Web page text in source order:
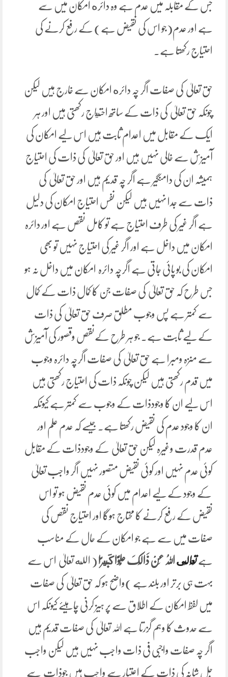
جس کے مقابلہ میں عدم ہے وہ دائره امکان میں سے
ہے اور عدم(جو اس کی نقیض ہے) کے رفع کرنے کی
احتیاج رکھتا ہے۔
حق تعالیٰ کی صفات اگر چہ دائره امکان سے خارج ہیں لیکن
چونکہ حق تعالیٰ کی ذات کے ساتھ احتياج رکھتی ہیں اور ہر
ایک کے مقابل میں اعدام ثابت ہیں اس لیے امکان کی
آمیزش سے خالی نہیں ہیں اور حق تعالیٰ کی ذات کی احتیاج
ہمیشہ ان کی دامنگیر ہے اگر چہ قدیم ہیں اور حق تعالیٰ کی
ذات سے جدا نہیں ہیں لیکن نفس احتیاج امکان کی دلیل
ہے اگر غیر کی طرف احتیاج ہے تو کامل نقص ہے اور دائرہ
امکان میں داخل ہے اور اگر غیر کی احتیاج نہیں تو بھی
امکان کی بو پائی جاتی ہے اگرچہ دائرہ امکان میں داخل نہ ہو
جس طرح کہ حق تعالیٰ کی صفات جن کا کمال ذات کے کمال
سے کمتر ہے پس وجوب مطلق صرف حق تعالیٰ کی ذات
کے لیے ثابت ہے۔ جو ہر طرح کےنقص وقصور کی آمیزش
سے منزہ ومبرا ہے حق تعالیٰ کی صفات اگرچہ دائرہ وجوب
میں قدم رکھتی ہیں لیکن چونکہ ذات کی احتیاج رکھتی ہیں
اس لیے ان کا وجودذات کے وجوب سے کمتر ہے کیونکہ
ان کا وجود عدم کی نقیض رکھتا ہے۔ جیسے کہ عدم علم اور
عدم قدرت وغیرہ لیکن حق تعالیٰ کے وجودذات کے مقابل
کوئی عدم نہیں اور کوئی نقیض متصور نہیں اگر واجب تعالیٰ
کے وجود کے لیے اعدام میں کوئی عدم نقیض ہو تو اس
نقیض کے رفع کرنے کا محتاج ہوگا اور احتیاج نقص کی
صفات میں سے ہے جو امکان کے حال کے مناسب
ہےتَعَالَىاللہُ عَنْ ذَالِکَ ‌عُلُوًّا ‌كَبِيرًا ( الله تعالیٰ اس سے
بہت ہی برتر اور بلند ہے )واضح ہو کہ حق تعالیٰ کی صفات
میں لفظ امکان کے اطلاق سے پر ہیز کرنی چاہیئے کیونکہ اس
سے حدوث کا وہم گزرتا ہے اللہ تعالیٰ کی صفات قدیم ہیں
اگر چہ صفات واجبی فی ذات واجب نہیں ہیں لیکن واجب
جل شانہ کی ذات کے اعتبار سے واجب ہیں جوذات سے